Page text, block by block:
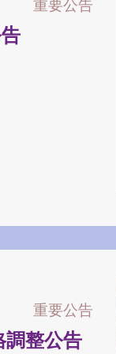
重要公告
重要公告
調整公告